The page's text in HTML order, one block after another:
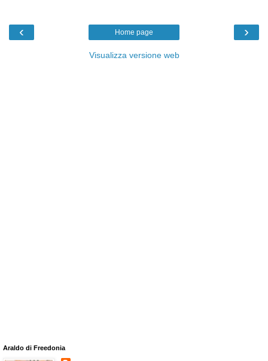
‹ ›
Home page
Visualizza versione web
Araldo di Freedonia